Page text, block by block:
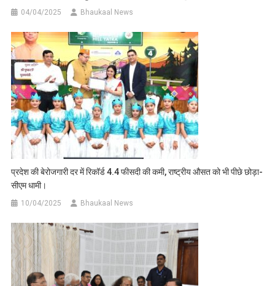
04/04/2025 Bhaukaal News
प्रदेश की बेरोजगारी दर में रिकॉर्ड 4.4 फीसदी की कमी, राष्ट्रीय औसत को भी पीछे छोड़ा-
सीएम धामी।
10/04/2025 Bhaukaal News